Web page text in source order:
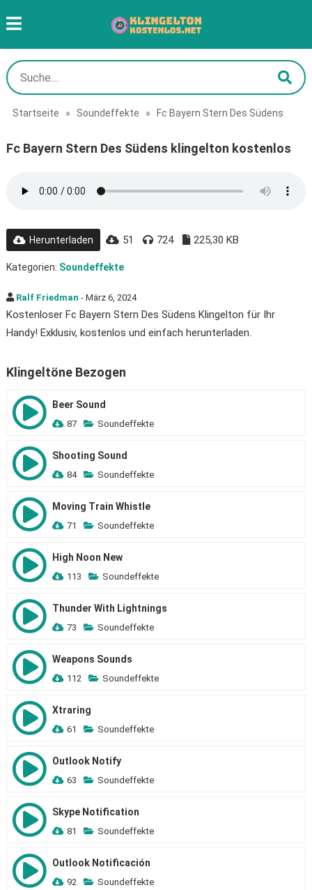
Startseite » Soundeffekte » Fc Bayern Stern Des Südens
Fc Bayern Stern Des Südens klingelton kostenlos
Herunterladen 51 724 225,30 KB
Kategorien: Soundeffekte
Ralf Friedman - März 6, 2024
Kostenloser Fc Bayern Stern Des Südens Klingelton für Ihr
Handy! Exklusiv, kostenlos und einfach herunterladen.
Klingeltöne Bezogen
Beer Sound
87 Soundeffekte
Shooting Sound
84 Soundeffekte
Moving Train Whistle
71 Soundeffekte
High Noon New
113 Soundeffekte
Thunder With Lightnings
73 Soundeffekte
Weapons Sounds
112 Soundeffekte
Xtraring
61 Soundeffekte
Outlook Notify
63 Soundeffekte
Skype Notification
81 Soundeffekte
Outlook Notificación
92 Soundeffekte